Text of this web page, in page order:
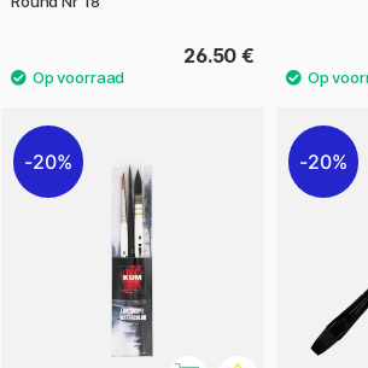
26.50 €
20% 20%